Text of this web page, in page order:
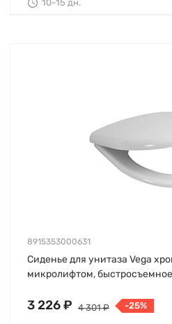
10-15 дн.
8915353000631
Сиденье для унитаза Vega
микролифтом, быстросъемное
3 226 ₽ 4 301 ₽ -25%